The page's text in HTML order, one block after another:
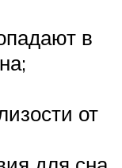
в
от